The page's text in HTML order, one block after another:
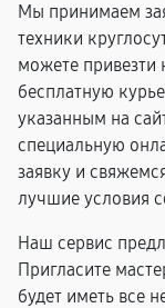
Мы принимаем
техники
можете привезти
бесплатную
указанным на
специальную
заявку и
лучшие условия
Наш сервис
Пригласите
будет иметь все